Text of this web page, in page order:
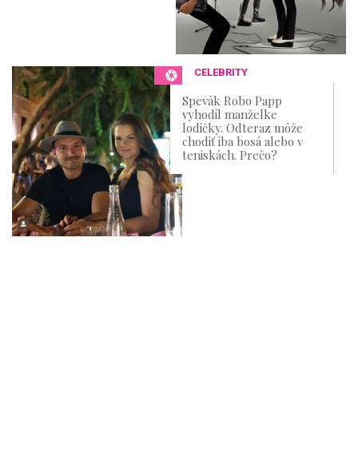
CELEBRITY
Spevák Robo Papp
vyhodil manželke
lodičky. Odteraz môže
chodiť iba bosá alebo v
teniskách. Prečo?